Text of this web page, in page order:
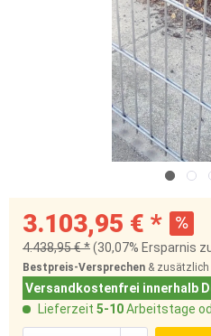
3.103,95 € *
4.438,95 € *(30,07% Ersparnis
Bestpreis-Versprechen & zusätzlich
Versandkostenfrei innerhalb
Lieferzeit 5-10Arbeitstage